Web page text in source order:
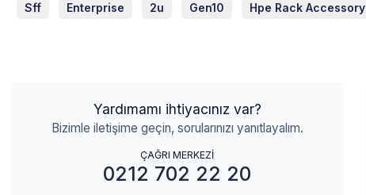
Sff Enterprise 2u Gen10 Hpe Rack Accessory
Yardımamı ihtiyacınız var?
Bizimle iletişime geçin, sorularınızı yanıtlayalım.
ÇAĞRI MERKEZİ
0212 702 22 20